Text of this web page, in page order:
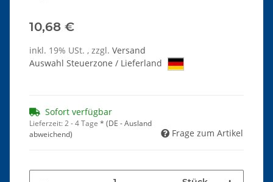
10,68 €
inkl. 19% USt. , zzgl. Versand
Auswahl Steuerzone / Lieferland
Sofort verfügbar
Lieferzeit:2 - 4 Tage * (DE - Ausland
abweichend)
Frage zum Artikel